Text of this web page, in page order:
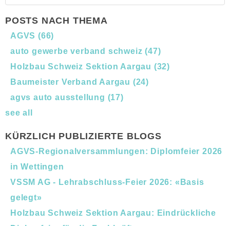
POSTS NACH THEMA
AGVS (66)
auto gewerbe verband schweiz(47)
Holzbau Schweiz Sektion Aargau (32)
Baumeister Verband Aargau (24)
agvs auto ausstellung (17)
see all
KÜRZLICH PUBLIZIERTE BLOGS
AGVS-Regionalversammlungen: Diplomfeier 2026
in Wettingen
VSSM AG - Lehrabschluss-Feier 2026: «Basis
gelegt»
Holzbau Schweiz Sektion Aargau: Eindrückliche